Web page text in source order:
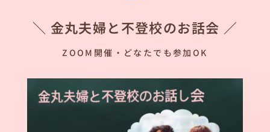
＼ 金丸夫婦と不登校のお話会 ／
ZOOM開催・どなたでも参加OK